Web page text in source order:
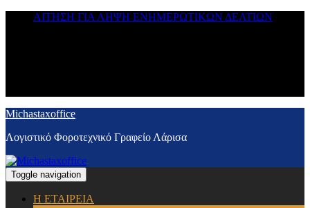
ΑΙΤΗΣΗ ΓΙΑ ΛΗΨΗ ΕΝΗΜΕΡΩΤΙΚΩΝ ΔΕΛΤΙΩΝ
Michastaxoffice
Λογιστικό Φοροτεχνικό Γραφείο Λάρισα
Toggle navigation
Η ΕΤΑΙΡΕΙΑ